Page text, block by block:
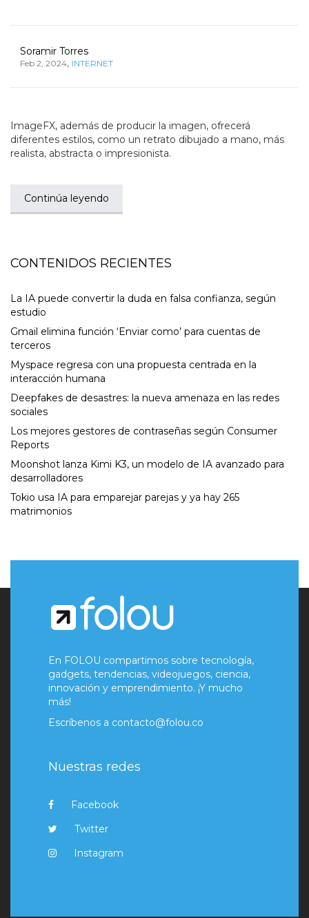
Soramir Torres
Feb 2, 2024, INTERNET
ImageFX, además de producir la imagen, ofrecerá
diferentes estilos, como un retrato dibujado a mano, más
realista, abstracta o impresionista.
Continúa leyendo
CONTENIDOS RECIENTES
La IA puede convertir la duda en falsa confianza, según
estudio
Gmail elimina función ‘Enviar como’ para cuentas de
terceros
Myspace regresa con una propuesta centrada en la
interacción humana
Deepfakes de desastres: la nueva amenaza en las redes
sociales
Los mejores gestores de contraseñas según Consumer
Reports
Moonshot lanza Kimi K3, un modelo de IA avanzado para
desarrolladores
Tokio usa IA para emparejar parejas y ya hay 265
matrimonios
En FOLOU compartimos sobre tecnología,
gadgets, tendencias, videojuegos, ciencia,
innovación y emprendimiento. ¡Y mucho
más!
Escríbenos a contacto@folou.co
Nuestras redes
Facebook
Twitter
Instagram